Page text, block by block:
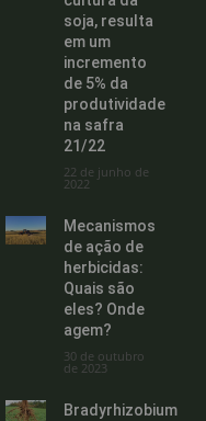
soja, resulta
em um
incremento
de 5% da
produtividade
na safra
21/22
22 de junho de
2022
Mecanismos
de ação de
herbicidas:
Quais são
eles? Onde
agem?
30 de outubro
de 2023
Bradyrhizobium